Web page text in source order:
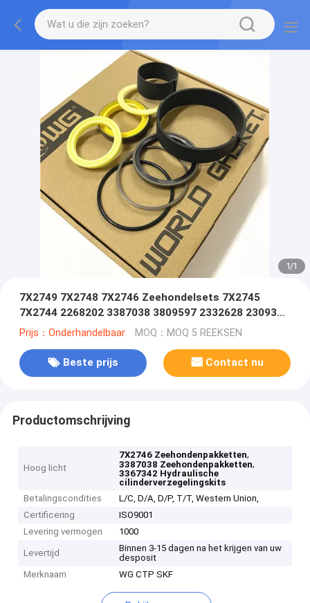
1/1
7X2749 7X2748 7X2746 Zeehondelsets 7X2745
7X2744 2268202 3387038 3809597 2332628 2309357
3195647 3195646 3367341 3367342
Prijs：Onderhandelbaar MOQ：MOQ 5 REEKSEN
Beste prijs Contact nu
Productomschrijving
Hoog licht
7X2746 Zeehondenpakketten,
3387038 Zeehondenpakketten,
3367342 Hydraulische
cilinderverzegelingskits
Betalingscondities
L/C, D/A, D/P, T/T, Western Union,
Certificering
ISO9001
Levering vermogen
1000
Levertijd
Binnen 3-15 dagen na het krijgen van uw
desposit
Merknaam
WG CTP SKF